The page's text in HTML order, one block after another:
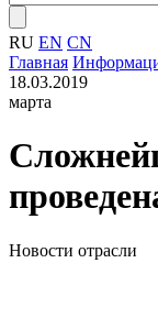
RU EN CN
Главная
18.03.2019
марта
Новости отрасли